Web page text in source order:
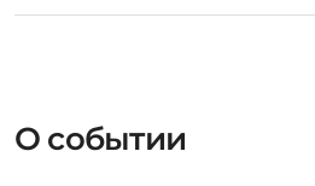
О событии